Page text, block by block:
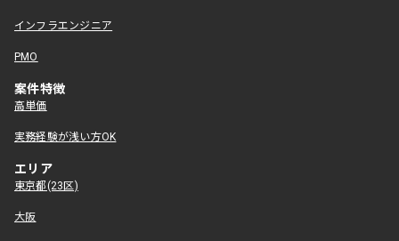
インフラエンジニア
PMO
案件特徴
高単価
実務経験が浅い方OK
エリア
東京都(23区)
大阪